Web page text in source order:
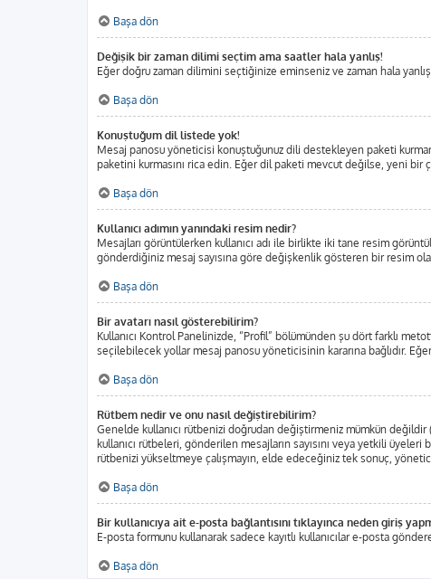
Başa dön
Değişik bir zaman dilimi seçtim ama saatler hala yanlış!
Eğer doğru zaman dilimini seçtiğinize eminseniz ve zaman hala
Başa dön
Konuştuğum dil listede yok!
Mesaj panosu yöneticisi konuştuğunuz dili destekleyen paketi
paketini kurmasını rica edin. Eğer dil paketi mevcut değilse, yeni bir
Başa dön
Kullanıcı adımın yanındaki resim nedir?
Mesajları görüntülerken kullanıcı adı ile birlikte iki tane resim
gönderdiğiniz mesaj sayısına göre değişkenlik gösteren bir resim
Başa dön
Bir avatarı nasıl gösterebilirim?
Kullanıcı Kontrol Panelinizde, “Profil” bölümünden şu dört farklı
seçilebilecek yollar mesaj panosu yöneticisinin kararına bağlıdır.
Başa dön
Rütbem nedir ve onu nasıl değiştirebilirim?
Genelde kullanıcı rütbenizi doğrudan değiştirmeniz mümkün değildir
kullanıcı rütbeleri, gönderilen mesajların sayısını veya yetkili
rütbenizi yükseltmeye çalışmayın, elde edeceğiniz tek sonuç,
Başa dön
Bir kullanıcıya ait e-posta bağlantısını tıklayınca neden giriş
E-posta formunu kullanarak sadece kayıtlı kullanıcılar e-posta
Başa dön